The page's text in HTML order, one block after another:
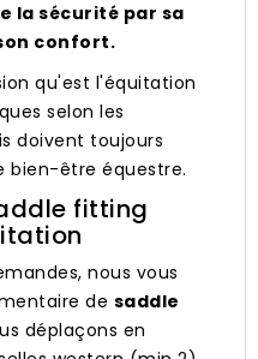
la sécurité par sa
confort.
qu'est l'équitation
selon les
doivent toujours
bien-être équestre.
fitting
nous vous
de saddle
déplaçons en